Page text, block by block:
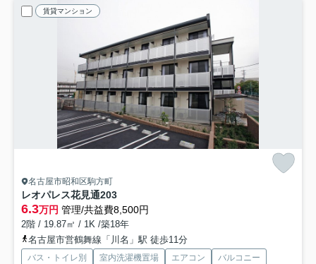
賃貸マンション
名古屋市昭和区駒方町
レオパレス花見通203
6.3万円 管理/共益費8,500円
2階 / 19.87㎡ / 1K /築18年
名古屋市営鶴舞線「川名」駅 徒歩11分
バス・トイレ別 室内洗濯機置場 エアコン
バルコニー